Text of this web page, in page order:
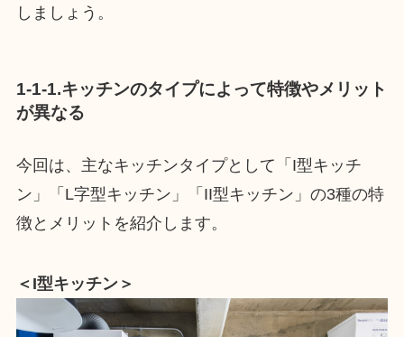
しましょう。
1-1-1.キッチンのタイプによって特徴やメリット
が異なる
今回は、主なキッチンタイプとして「I型キッチ
ン」「L字型キッチン」「II型キッチン」の3種の特
徴とメリットを紹介します。
＜I型キッチン＞